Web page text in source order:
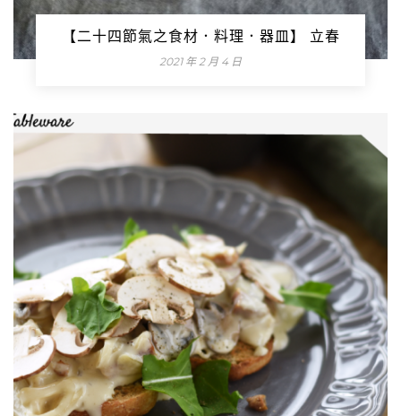
【二十四節氣之食材．料理．器皿】 立春
2021 年 2 月 4 日